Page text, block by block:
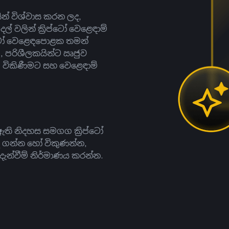
විශ්වාස කරන ලද,
වලින් ක්‍රිප්ටෝ වෙළෙඳාම්
වෙළෙඳපොළක තමන්
පරිශීලකයින්ට ඍජුව
සහ වෙළෙඳාම්
නිදහස සමගග ක්‍රිප්ටෝ
ගන්න හෝ විකුණන්න,
නිර්මාණය කරන්න.